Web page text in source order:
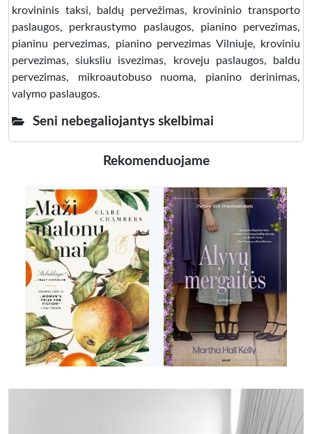
krovininis taksi, baldų pervežimas, krovininio transporto
paslaugos, perkraustymo paslaugos, pianino pervezimas,
pianinu pervezimas, pianino pervezimas Vilniuje, kroviniu
pervezimas, siuksliu isvezimas, kroveju paslaugos, baldu
pervezimas, mikroautobuso nuoma, pianino derinimas,
valymo paslaugos.
Seni nebegaliojantys skelbimai
Rekomenduojame